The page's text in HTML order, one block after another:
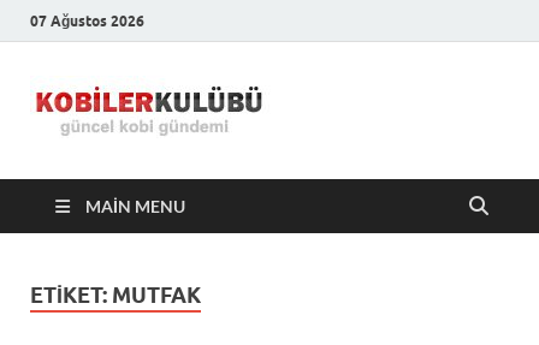
07 Ağustos 2026
Kulübü –
En Güncel
MAIN MENU
ETIKET: MUTFAK